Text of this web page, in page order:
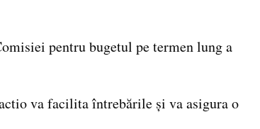
pentru bugetul pe termen lung a
va facilita întrebările și va asigura o